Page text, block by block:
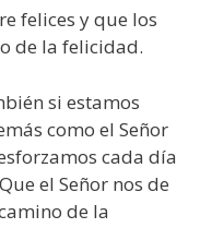
felices y que los
de la felicidad.
si estamos
como el Señor
cada día
el Señor nos de
de la